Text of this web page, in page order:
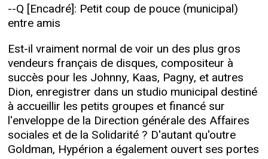
--Q [Encadré]: Petit coup de pouce (municipal)
entre amis
Est-il vraiment normal de voir un des plus gros
vendeurs français de disques, compositeur à
succès pour les Johnny, Kaas, Pagny, et autres
Dion, enregistrer dans un studio municipal destiné
à accueillir les petits groupes et financé sur
l'enveloppe de la Direction générale des Affaires
sociales et de la Solidarité ? D'autant qu'outre
Goldman, Hypérion a également ouvert ses portes